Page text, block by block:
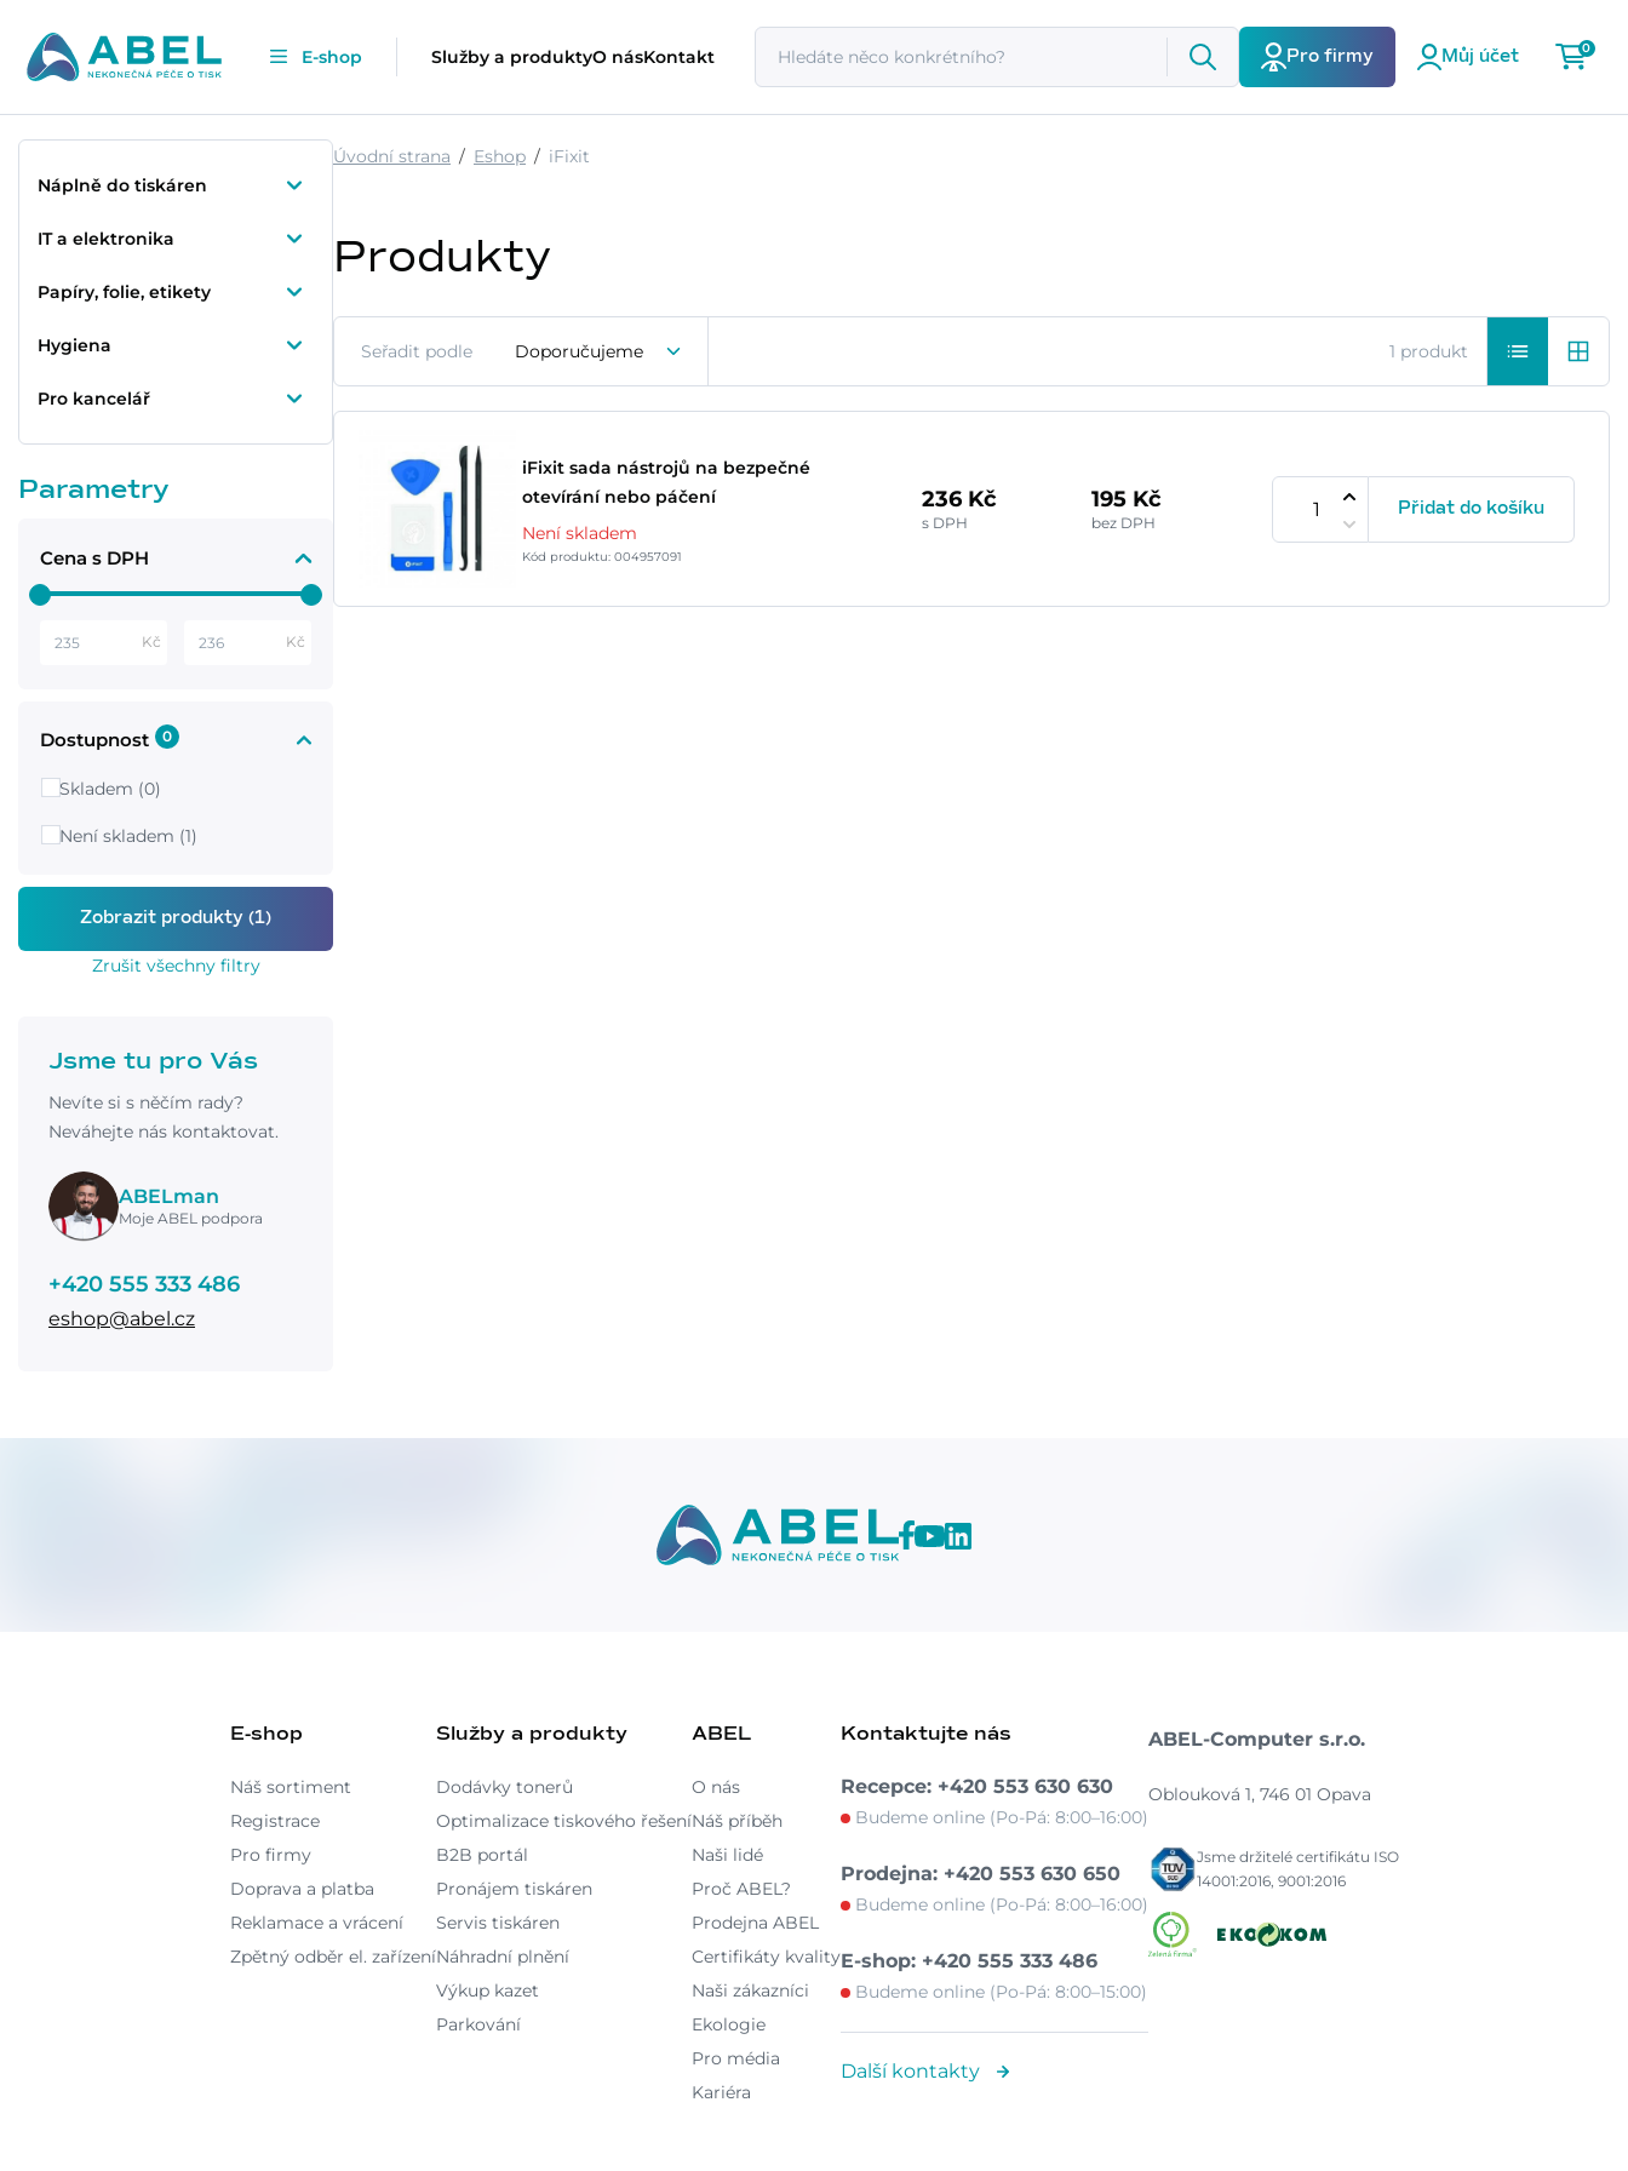
E-shop Služby a produktyO násKontakt Pro firmy Můj účet
0
Náplně do tiskáren
IT a elektronika
Papíry, folie, etikety
Hygiena
Pro kancelář
Parametry
Cena s DPH
Kč Kč
Dostupnost 0
Skladem (0)
Není skladem (1)
Zrušit všechny filtry
Jsme tu pro Vás
Nevíte si s něčím rady?
Neváhejte nás kontaktovat.
ABELman
Moje ABEL podpora
+420 555 333 486
eshop@abel.cz
Úvodní strana Eshop iFixit
Produkty
Seřadit podle Doporučujeme 1 produkt
iFixit sada nástrojů na bezpečné
otevírání nebo páčení
Není skladem
Kód produktu: 004957091
236 Kč
s DPH
195 Kč
bez DPH
Přidat do košíku
E-shop
Náš sortiment
Registrace
Pro firmy
Doprava a platba
Reklamace a vrácení
Zpětný odběr el. zařízení
Služby a produkty
Dodávky tonerů
Optimalizace tiskového řešení
B2B portál
Pronájem tiskáren
Servis tiskáren
Náhradní plnění
Výkup kazet
Parkování
ABEL
O nás
Náš příběh
Naši lidé
Proč ABEL?
Prodejna ABEL
Certifikáty kvality
Naši zákazníci
Ekologie
Pro média
Kariéra
Kontaktujte nás
Recepce: +420 553 630 630
Budeme online (Po-Pá: 8:00–16:00)
Prodejna: +420 553 630 650
Budeme online (Po-Pá: 8:00–16:00)
E-shop: +420 555 333 486
Budeme online (Po-Pá: 8:00–15:00)
Další kontakty
ABEL-Computer s.r.o.
Oblouková 1, 746 01 Opava
Jsme držitelé certifikátu ISO
14001:2016, 9001:2016